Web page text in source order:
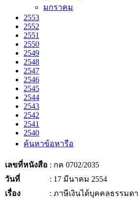
มกราคม
2553
2552
2551
2550
2549
2548
2547
2546
2545
2544
2543
2542
2541
2540
ค้นหาข้อหารือ
เลขที่หนังสือ : กค 0702/2035
วันที่
: 17 มีนาคม 2554
เรื่อง
: ภาษีเงินได้บุคคลธรรมด